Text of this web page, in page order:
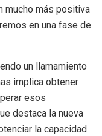
mucho más positiva
en una fase de
un llamamiento
implica obtener
esos
destaca la nueva
la capacidad